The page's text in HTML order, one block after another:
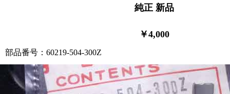
純正 新品
￥4,000
部品番号：60219-504-300Z